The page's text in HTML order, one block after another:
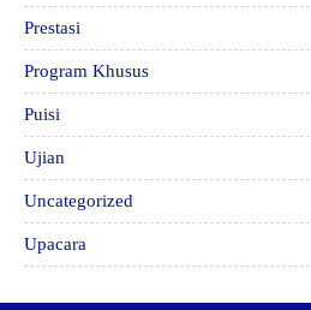
Prestasi
Program Khusus
Puisi
Ujian
Uncategorized
Upacara